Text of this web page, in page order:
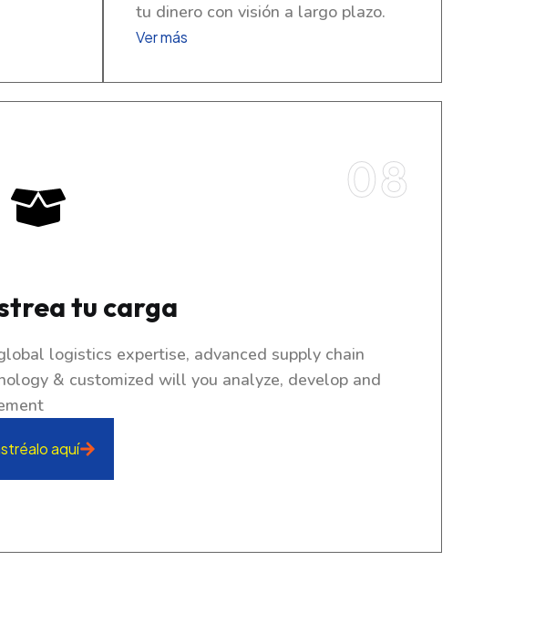
tu dinero con visión a largo plazo.
Ver más
08
tu carga
logistics expertise, advanced supply chain
& customized will you analyze, develop and
aquí